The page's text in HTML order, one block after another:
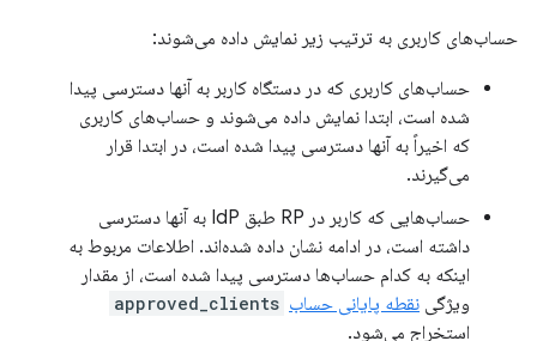
حساب‌های کاربری به ترتیب زیر نمایش داده می‌شوند:
حساب‌های کاربری که در دستگاه کاربر به آنها دسترسی پیدا
شده است، ابتدا نمایش داده می‌شوند و حساب‌های کاربری
که اخیراً به آنها دسترسی پیدا شده است، در ابتدا قرار
می‌گیرند.
حساب‌هایی که کاربر در RP طبق IdP به آنها دسترسی
داشته است، در ادامه نشان داده شده‌اند. اطلاعات مربوط به
اینکه به کدام حساب‌ها دسترسی پیدا شده است، از مقدار
ویژگی نقطه پایانی حساب approved_clients
استخراج می‌شود.